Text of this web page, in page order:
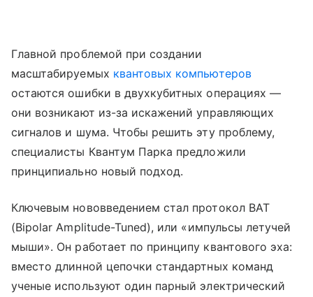
Главной проблемой при создании
масштабируемых квантовых компьютеров
остаются ошибки в двухкубитных операциях —
они возникают из-за искажений управляющих
сигналов и шума. Чтобы решить эту проблему,
специалисты Квантум Парка предложили
принципиально новый подход.
Ключевым нововведением стал протокол BAT
(Bipolar Amplitude-Tuned), или «импульсы летучей
мыши». Он работает по принципу квантового эха:
вместо длинной цепочки стандартных команд
ученые используют один парный электрический